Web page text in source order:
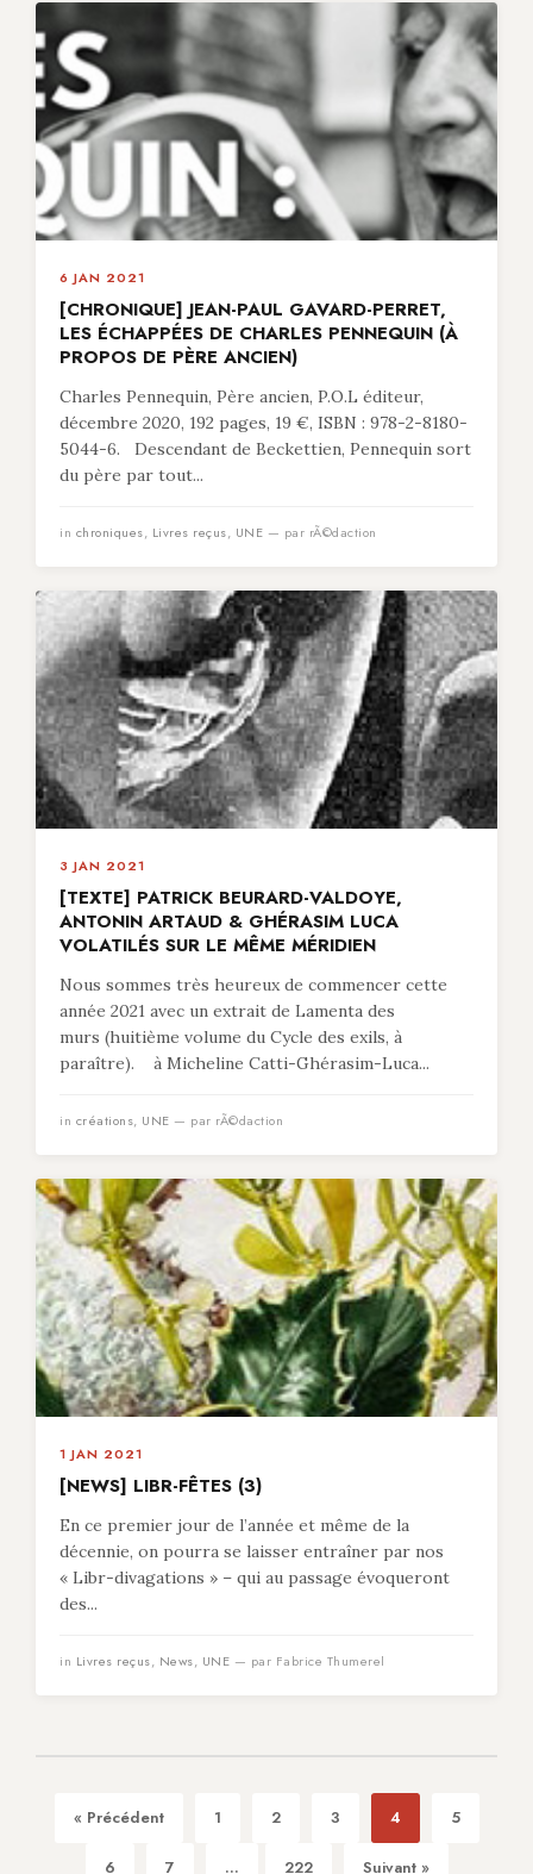
6 JAN 2021
[CHRONIQUE] JEAN-PAUL GAVARD-PERRET,
LES ÉCHAPPÉES DE CHARLES PENNEQUIN (À
PROPOS DE PÈRE ANCIEN)
Charles Pennequin, Père ancien, P.O.L éditeur,
décembre 2020, 192 pages, 19 €, ISBN : 978-2-8180-
5044-6. Descendant de Beckettien, Pennequin sort
du père par tout...
in chroniques, Livres reçus, UNE — par rÃ©daction
3 JAN 2021
[TEXTE] PATRICK BEURARD-VALDOYE,
ANTONIN ARTAUD & GHÉRASIM LUCA
VOLATILÉS SUR LE MÊME MÉRIDIEN
Nous sommes très heureux de commencer cette
année 2021 avec un extrait de Lamenta des
murs (huitième volume du Cycle des exils, à
paraître). à Micheline Catti-Ghérasim-Luca...
in créations, UNE — par rÃ©daction
1 JAN 2021
[NEWS] LIBR-FÊTES (3)
En ce premier jour de l’année et même de la
décennie, on pourra se laisser entraîner par nos
« Libr-divagations » – qui au passage évoqueront
des...
in Livres reçus, News, UNE — par Fabrice Thumerel
« Précédent 1 2 3 4 5
6 7 ... 222 Suivant »